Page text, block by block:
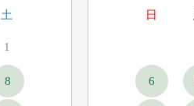
土
1
8
日
6